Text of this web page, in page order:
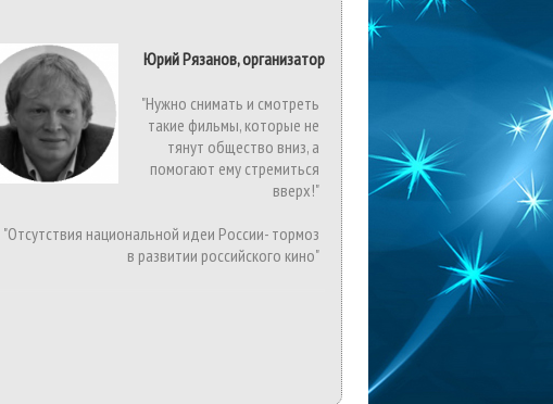
Юрий Рязанов, организатор
"Нужно снимать и смотреть
такие фильмы, которые не
тянут общество вниз, а
помогают ему стремиться
вверх!"
"Отсутствия национальной идеи России- тормоз
в развитии российского кино"